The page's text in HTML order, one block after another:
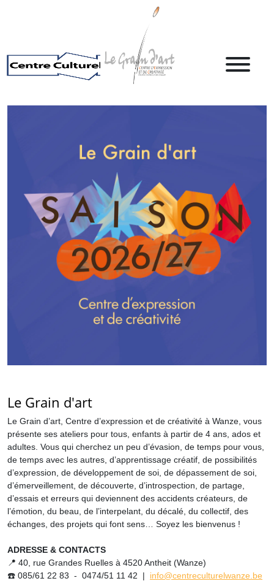
Le Grain d'art
Le Grain d’art, Centre d’expression et de créativité à Wanze, vous
présente ses ateliers pour tous, enfants à partir de 4 ans, ados et
adultes. Vous qui cherchez un peu d’évasion, de temps pour vous,
de temps avec les autres, d’apprentissage créatif, de possibilités
d’expression, de développement de soi, de dépassement de soi,
d’émerveillement, de découverte, d’introspection, de partage,
d’essais et erreurs qui deviennent des accidents créateurs, de
l’émotion, du beau, de l’interpelant, du décalé, du collectif, des
échanges, des projets qui font sens… Soyez les bienvenus !
ADRESSE & CONTACTS
📍 40, rue Grandes Ruelles à 4520 Antheit (Wanze)
☎️ 085/61 22 83 - 0474/51 11 42 | info@centreculturelwanze.be